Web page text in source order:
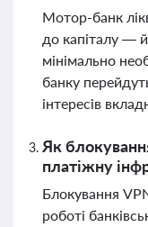
Мотор-банк
до капіталу —
мінімально
банку
інтересів
Як
платіжну
Блокування
роботі